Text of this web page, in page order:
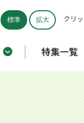
標準 拡大 クリ
折りたたみ済み